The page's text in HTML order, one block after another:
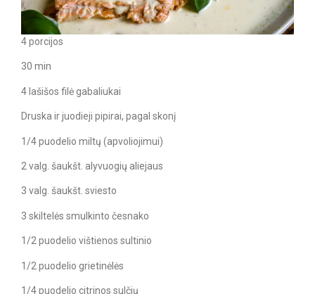
4 porcijos
30 min
4 lašišos filė gabaliukai
Druska ir juodieji pipirai, pagal skonį
1/4 puodelio miltų (apvoliojimui)
2 valg. šaukšt. alyvuogių aliejaus
3 valg. šaukšt. sviesto
3 skiltelės smulkinto česnako
1/2 puodelio vištienos sultinio
1/2 puodelio grietinėlės
1/4 puodelio citrinos sulčių